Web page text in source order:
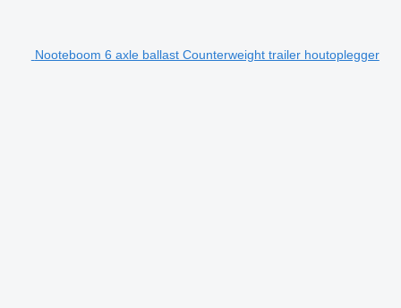
Nooteboom 6 axle ballast Counterweight trailer houtoplegger